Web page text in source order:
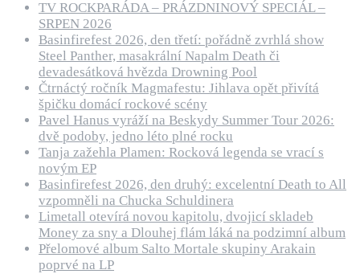
TV ROCKPARÁDA – PRÁZDNINOVÝ SPECIÁL –
SRPEN 2026
Basinfirefest 2026, den třetí: pořádně zvrhlá show
Steel Panther, masakrální Napalm Death či
devadesátková hvězda Drowning Pool
Čtrnáctý ročník Magmafestu: Jihlava opět přivítá
špičku domácí rockové scény
Pavel Hanus vyráží na Beskydy Summer Tour 2026:
dvě podoby, jedno léto plné rocku
Tanja zažehla Plamen: Rocková legenda se vrací s
novým EP
Basinfirefest 2026, den druhý: excelentní Death to All
vzpomněli na Chucka Schuldinera
Limetall otevírá novou kapitolu, dvojicí skladeb
Money za sny a Dlouhej flám láká na podzimní album
Přelomové album Salto Mortale skupiny Arakain
poprvé na LP